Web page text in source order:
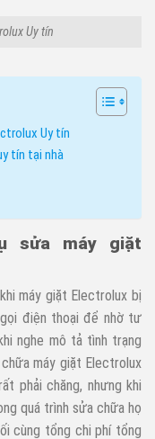
Uy tín
Uy tín
tín tại nhà
sửa máy giặt
máy giặt Electrolux bị
điện thoại để nhờ tư
nghe mô tả tình trạng
máy giặt Electrolux
phải chăng, nhưng khi
quá trình sửa chữa họ
cùng tổng chi phí tổng